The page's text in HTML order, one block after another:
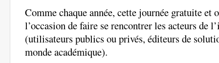
Comme chaque année, cette journée gratuite et
l’occasion de faire se rencontrer les acteurs de
(utilisateurs publics ou privés, éditeurs de
monde académique).